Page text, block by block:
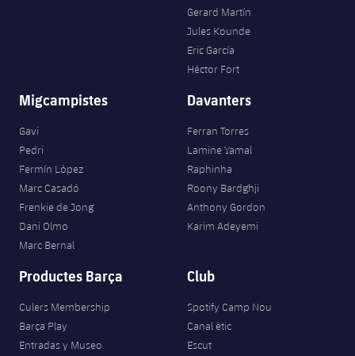
Gerard Martín
Jules Kounde
Eric García
Héctor Fort
Migcampistes
Gavi
Pedri
Fermín López
Marc Casadó
Frenkie de Jong
Dani Olmo
Marc Bernal
Davanters
Ferran Torres
Lamine Yamal
Raphinha
Roony Bardghji
Anthony Gordon
Karim Adeyemi
Productes Barça
Culers Membership
Barça Play
Entradas y Museo
Club
Spotify Camp Nou
Canal ètic
Escut